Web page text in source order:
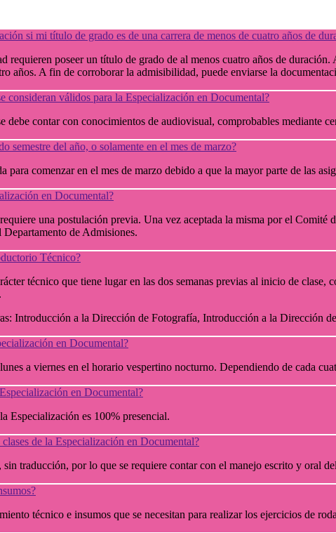
si mi título de grado es de una carrera de menos de cuatro años de
requieren poseer un título de grado de al menos cuatro años de
años. A fin de corroborar la admisibilidad, puede enviarse la
consideran válidos para la Especialización en Documental?
debe contar con conocimientos de audiovisual, comprobables mediante
semestre del año, o solamente en el mes de marzo?
para comenzar en el mes de marzo debido a que la mayor parte de las
en Documental?
una postulación previa. Una vez aceptada la misma por el
de Admisiones.
Técnico?
técnico que tiene lugar en las dos semanas previas al inicio de
Introducción a la Dirección de Fotografía, Introducción a la Dirección
en Documental?
a viernes en el horario vespertino nocturno. Dependiendo de cada
en Documental?
Especialización es 100% presencial.
de la Especialización en Documental?
sin traducción, por lo que se requiere contar con el manejo escrito y oral
técnico e insumos que se necesitan para realizar los ejercicios de